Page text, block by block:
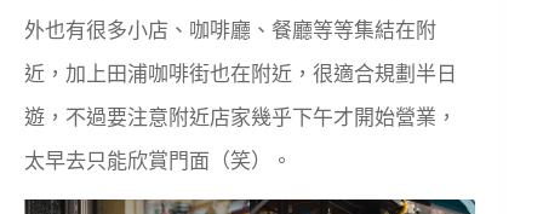
外也有很多小店、咖啡廳、餐廳等等集結在附
近，加上田浦咖啡街也在附近，很適合規劃半日
遊，不過要注意附近店家幾乎下午才開始營業，
太早去只能欣賞門面（笑）。